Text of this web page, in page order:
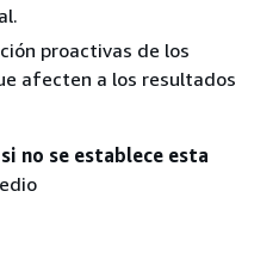
proactivas de los
afecten a los resultados
no se establece esta